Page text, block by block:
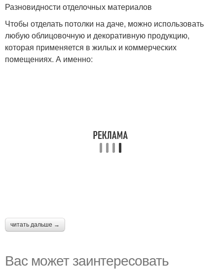
Разновидности отделочных материалов
Чтобы отделать потолки на даче, можно использовать
любую облицовочную и декоративную продукцию,
которая применяется в жилых и коммерческих
помещениях. А именно:
читать дальше →
Вас может заинтересовать